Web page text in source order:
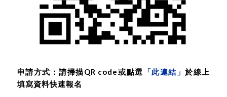
申請方式：請掃描QR code或點選 「此連結」於線上
填寫資料快速報名